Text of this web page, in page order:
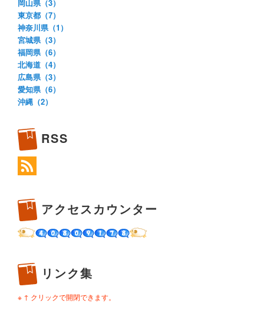
岡山県（3）
東京都（7）
神奈川県（1）
宮城県（3）
福岡県（6）
北海道（4）
広島県（3）
愛知県（6）
沖縄（2）
RSS
アクセスカウンター
リンク集
※ ↑ クリックで開閉できます。